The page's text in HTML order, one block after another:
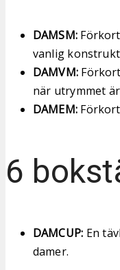
DAMSM:
vanlig
DAMVM:
när utrymmet
DAMEM:
6
DAMCUP: En
damer.